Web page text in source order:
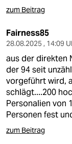
zum Beitrag
Fairness85
28.08.2025 , 14:09
aus der direkten
der 94 seit
vorgeführt wird,
schlägt....200
Personalien von
Personen fest
zum Beitrag